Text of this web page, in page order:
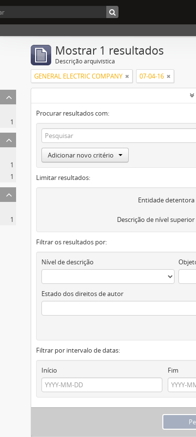
1
1
1
1
Mostrar 1 resultados
Descrição arquivística
GENERAL ELECTRIC COMPANY 07-04-16
Procurar resultados com:
Adicionar novo critério
Limitar resultados:
Entidade detentora
Descrição de nível superior
Filtrar os resultados por:
Nível de descrição
Estado dos direitos de autor
Filtrar por intervalo de datas:
Início
Fim